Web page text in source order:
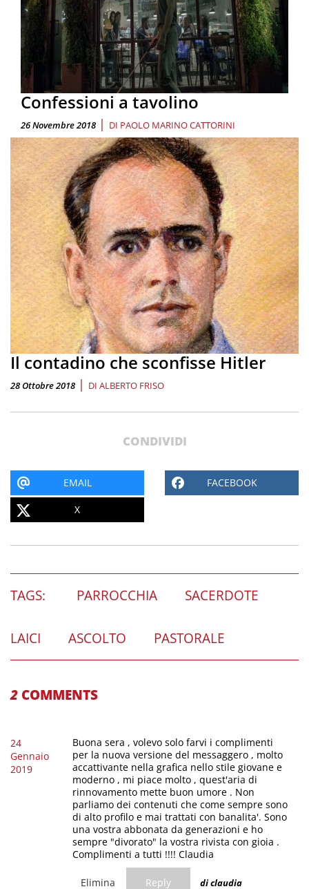
Confessioni a tavolino
26 Novembre 2018 | DI PAOLO MARINO CATTORINI
Il contadino che sconfisse Hitler
28 Ottobre 2018 | DI ALBERTO FRISO
CONDIVIDI
EMAIL FACEBOOK
X
TAGS: PARROCCHIA SACERDOTE
LAICI ASCOLTO PASTORALE
2 COMMENTS
24
Gennaio
2019
Buona sera , volevo solo farvi i complimenti
per la nuova versione del messaggero , molto
accattivante nella grafica nello stile giovane e
moderno , mi piace molto , quest'aria di
rinnovamento mette buon umore . Non
parliamo dei contenuti che come sempre sono
di alto profilo e mai trattati con banalita'. Sono
una vostra abbonata da generazioni e ho
sempre "divorato" la vostra rivista con gioia .
Complimenti a tutti !!!! Claudia
Elimina Reply di claudia